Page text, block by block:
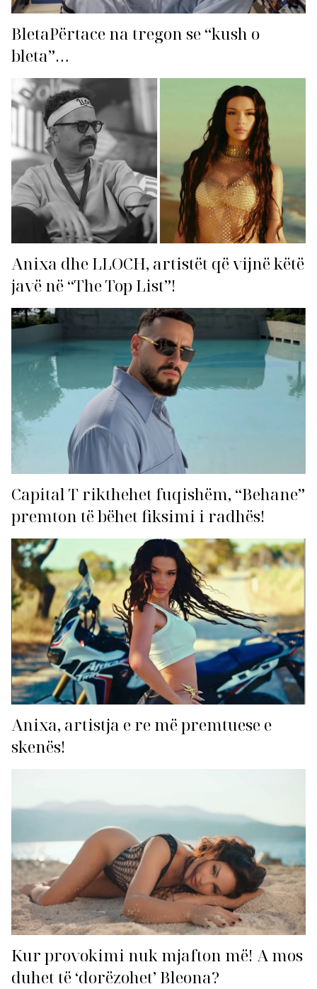
BletaPërtace na tregon se “kush o
bleta”…
Anixa dhe LLOCH, artistët që vijnë këtë
javë në “The Top List”!
Capital T rikthehet fuqishëm, “Behane”
premton të bëhet fiksimi i radhës!
Anixa, artistja e re më premtuese e
skenës!
Kur provokimi nuk mjafton më! A mos
duhet të ‘dorëzohet’ Bleona?